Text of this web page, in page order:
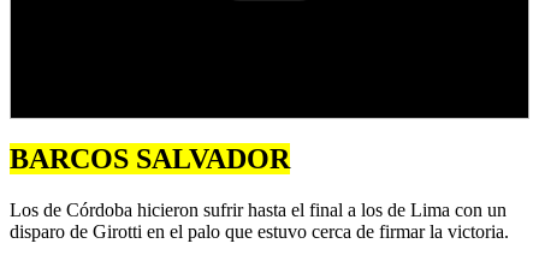
BARCOS SALVADOR
Los de Córdoba hicieron sufrir hasta el final a los de Lima con un
disparo de Girotti en el palo que estuvo cerca de firmar la victoria.